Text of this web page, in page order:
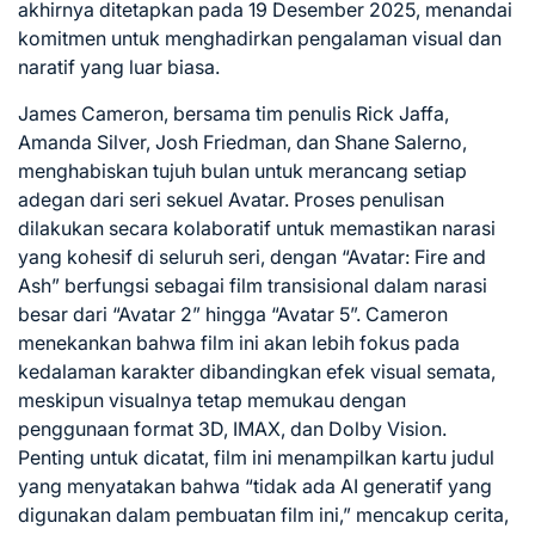
akhirnya ditetapkan pada 19 Desember 2025, menandai
komitmen untuk menghadirkan pengalaman visual dan
naratif yang luar biasa.
James Cameron, bersama tim penulis Rick Jaffa,
Amanda Silver, Josh Friedman, dan Shane Salerno,
menghabiskan tujuh bulan untuk merancang setiap
adegan dari seri sekuel Avatar. Proses penulisan
dilakukan secara kolaboratif untuk memastikan narasi
yang kohesif di seluruh seri, dengan “Avatar: Fire and
Ash” berfungsi sebagai film transisional dalam narasi
besar dari “Avatar 2” hingga “Avatar 5”. Cameron
menekankan bahwa film ini akan lebih fokus pada
kedalaman karakter dibandingkan efek visual semata,
meskipun visualnya tetap memukau dengan
penggunaan format 3D, IMAX, dan Dolby Vision.
Penting untuk dicatat, film ini menampilkan kartu judul
yang menyatakan bahwa “tidak ada AI generatif yang
digunakan dalam pembuatan film ini,” mencakup cerita,